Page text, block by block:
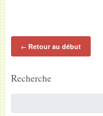
←Retour au début
Recherche